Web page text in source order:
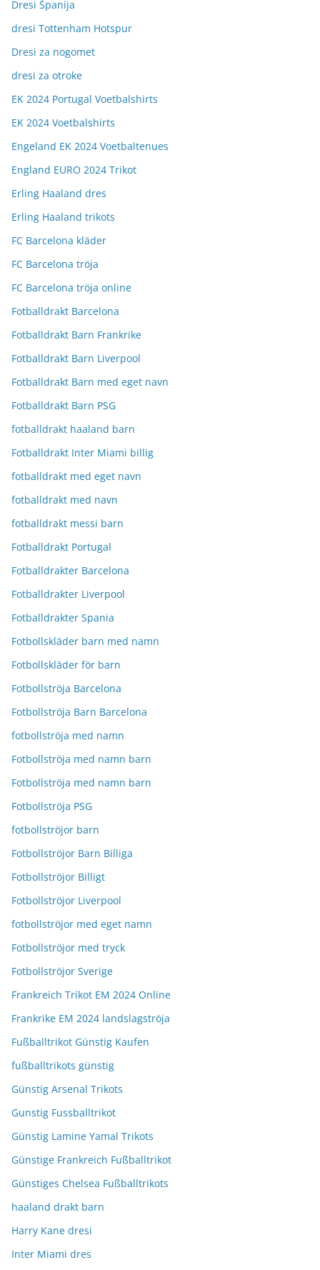
Dresi Španija
dresi Tottenham Hotspur
Dresi za nogomet
dresi za otroke
EK 2024 Portugal Voetbalshirts
EK 2024 Voetbalshirts
Engeland EK 2024 Voetbaltenues
England EURO 2024 Trikot
Erling Haaland dres
Erling Haaland trikots
FC Barcelona kläder
FC Barcelona tröja
FC Barcelona tröja online
Fotballdrakt Barcelona
Fotballdrakt Barn Frankrike
Fotballdrakt Barn Liverpool
Fotballdrakt Barn med eget navn
Fotballdrakt Barn PSG
fotballdrakt haaland barn
Fotballdrakt Inter Miami billig
fotballdrakt med eget navn
fotballdrakt med navn
fotballdrakt messi barn
Fotballdrakt Portugal
Fotballdrakter Barcelona
Fotballdrakter Liverpool
Fotballdrakter Spania
Fotbollskläder barn med namn
Fotbollskläder för barn
Fotbollströja Barcelona
Fotbollströja Barn Barcelona
fotbollströja med namn
Fotbollströja med namn barn
Fotbollströja med namn barn
Fotbollströja PSG
fotbollströjor barn
Fotbollströjor Barn Billiga
Fotbollströjor Billigt
Fotbollströjor Liverpool
fotbollströjor med eget namn
Fotbollströjor med tryck
Fotbollströjor Sverige
Frankreich Trikot EM 2024 Online
Frankrike EM 2024 landslagströja
Fußballtrikot Günstig Kaufen
fußballtrikots günstig
Günstig Arsenal Trikots
Gunstig Fussballtrikot
Günstig Lamine Yamal Trikots
Günstige Frankreich Fußballtrikot
Günstiges Chelsea Fußballtrikots
haaland drakt barn
Harry Kane dresi
Inter Miami dres